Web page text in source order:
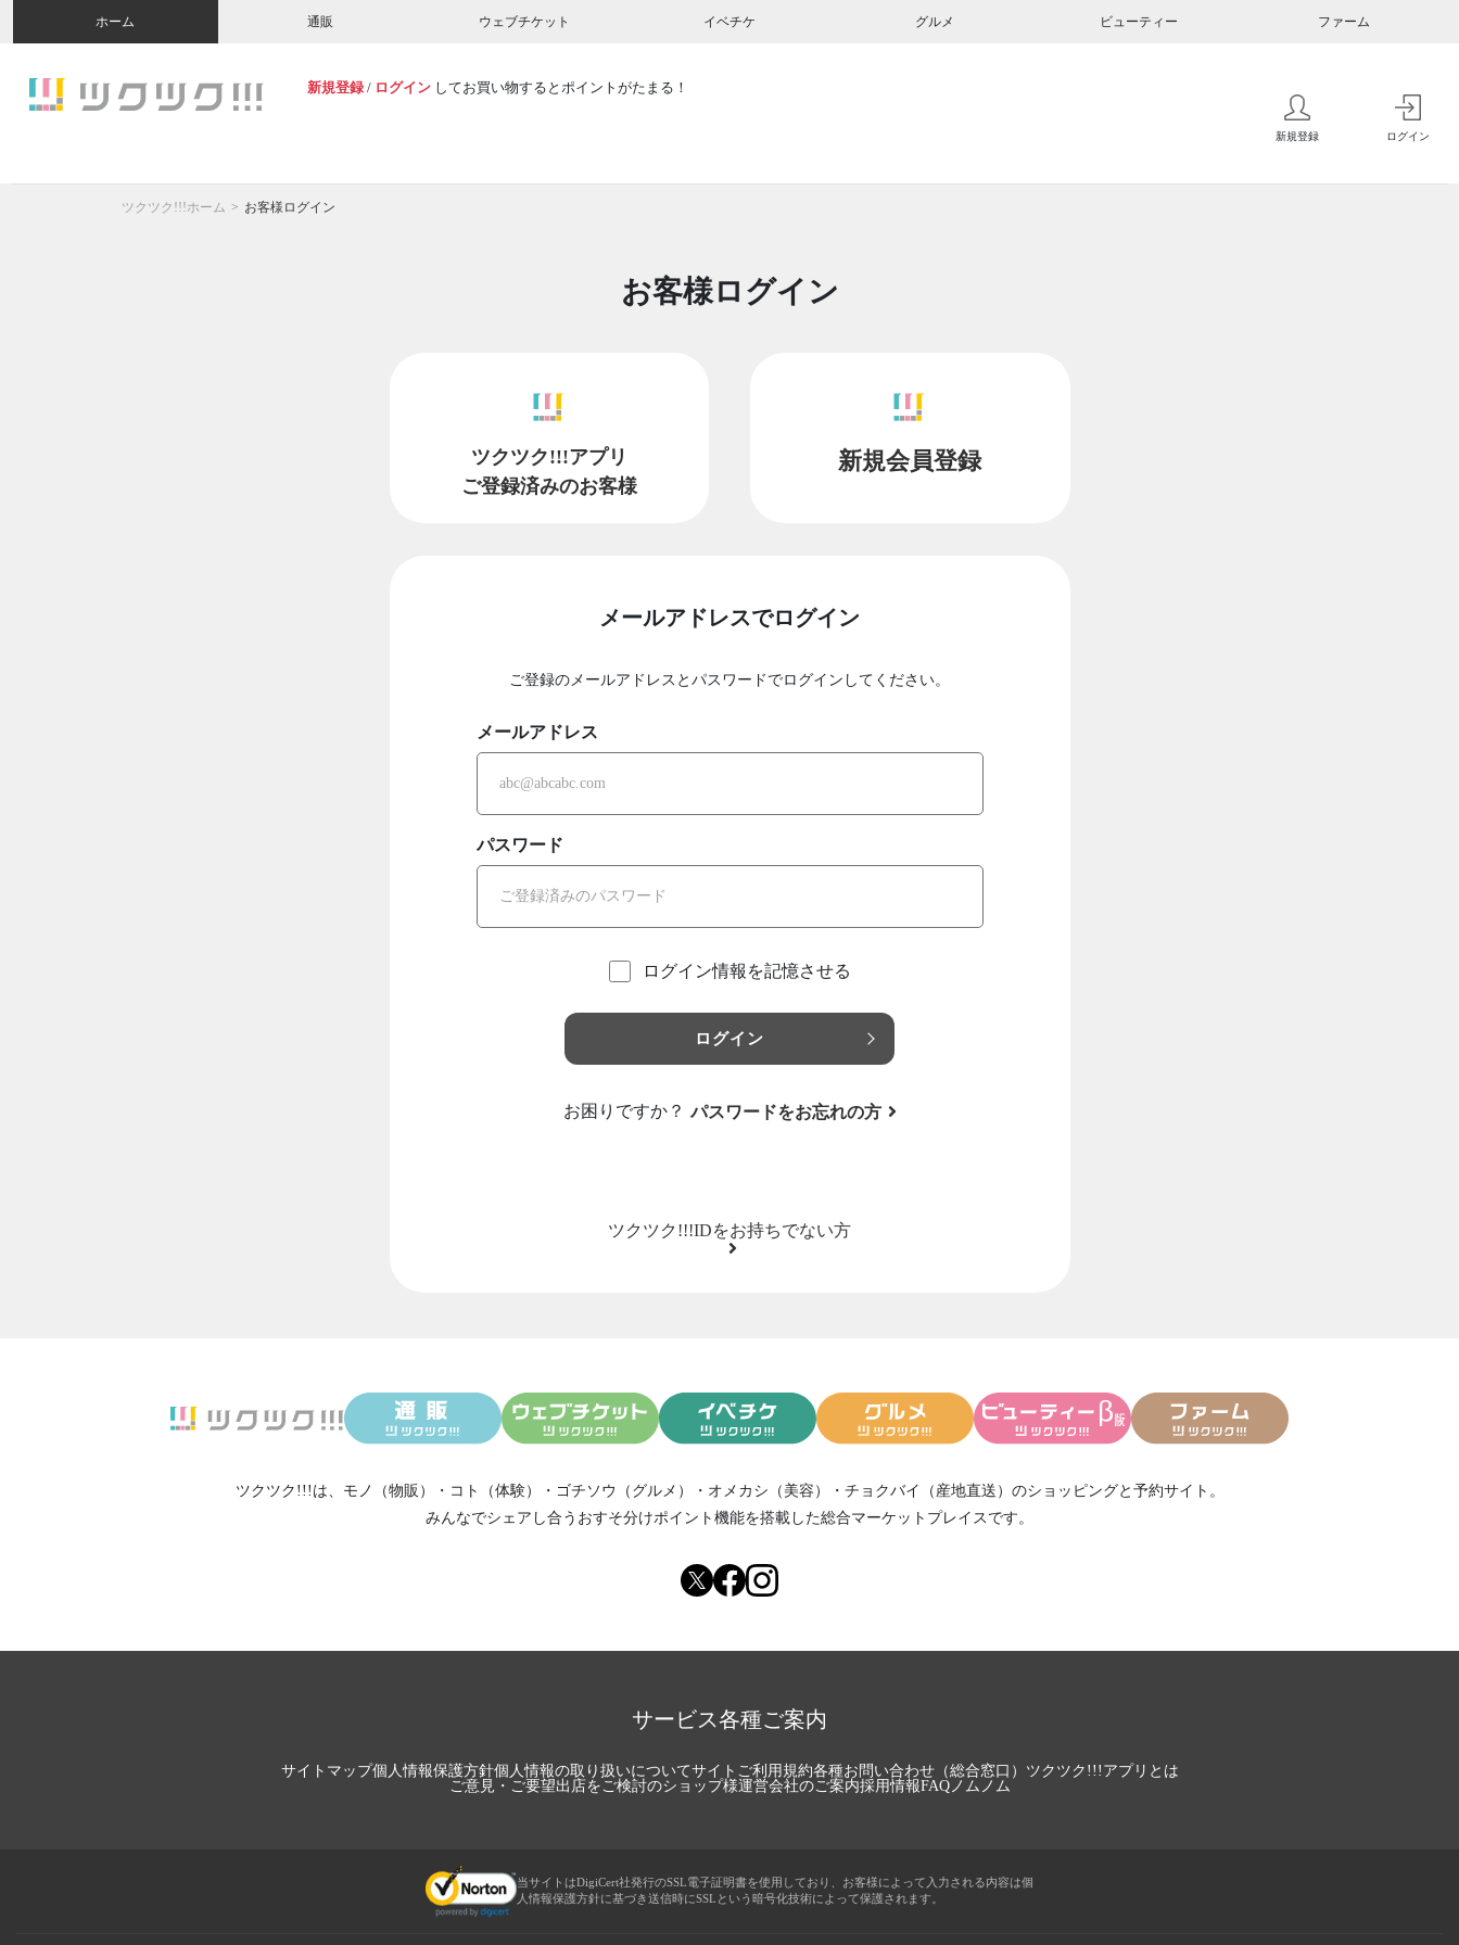
ホーム 通販 ウェブチケット イベチケ グルメ ビューティー ファーム
新規登録 / ログイン してお買い物するとポイントがたまる！
新規登録 ログイン
ツクツク!!!ホーム お客様ログイン
お客様ログイン
ツクツク!!!アプリ
ご登録済みのお客様
新規会員登録
メールアドレスでログイン
ご登録のメールアドレスとパスワードでログインしてください。
メールアドレス
パスワード
ログイン情報を記憶させる
ログイン
お困りですか？ パスワードをお忘れの方
ツクツク!!!IDをお持ちでない方
ツクツク!!!は、 モノ（物販） ・ コト（体験） ・ ゴチソウ（グルメ） ・ オメカシ（美容） ・ チョクバイ（産地直送） のショッピングと予約サイト。
みんなでシェアし合う おすそ分けポイント機能を搭載した総合マーケットプレイスです。
サービス各種ご案内
サイトマップ個人情報保護方針個人情報の取り扱いについてサイトご利用規約各種お問い合わせ（総合窓口） ツクツク!!!アプリとは
ご意見・ご要望出店をご検討のショップ様運営会社のご案内採用情報FAQノムノム
当サイトはDigiCert社発行のSSL電子証明書を使用しており、お客様によって入力される内容は個
人情報保護方針に基づき送信時にSSLという暗号化技術によって保護されます。